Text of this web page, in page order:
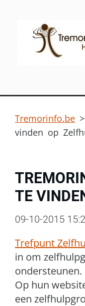
Tremorinfo.be >
vinden op
TE
09-10-2015
Trefpunt
in om
ondersteunen.
Op hun
een